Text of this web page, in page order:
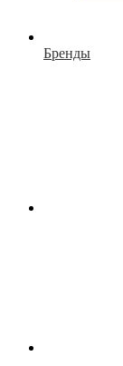
Бренды